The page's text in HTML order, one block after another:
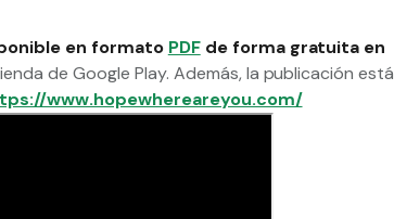
en formato PDFde forma gratuita en
de Google Play. Además, la publicación está
www.hopewhereareyou.com/